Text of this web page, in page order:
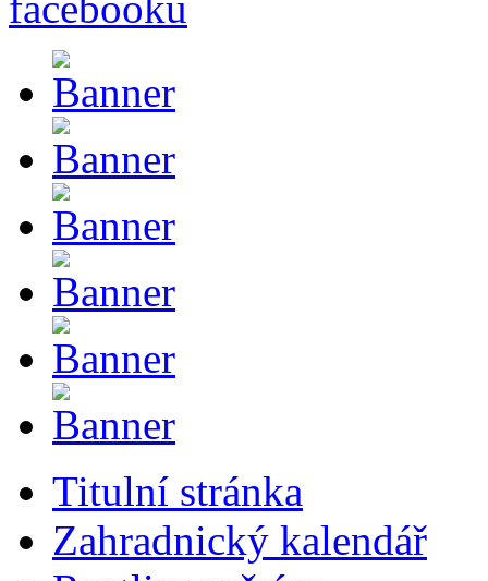
Titulní stránka
Zahradnický kalendář